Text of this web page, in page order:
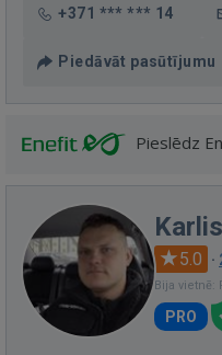
+371 *** *** 14
Piedāvāt pasūtījumu
Pieslēdz
5.0 ·
Bija vietnē:
PRO